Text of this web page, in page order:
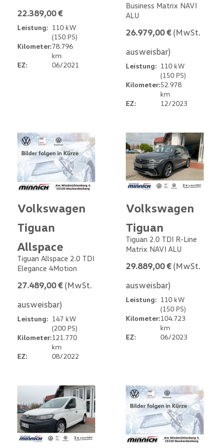
22.389,00 €
Leistung: 110 kW
(150 PS)
Kilometer:78.796
km
EZ:
06/2021
Business Matrix NAVI
ALU
26.979,00 € (MwSt.
ausweisbar)
Leistung: 110 kW
(150 PS)
Kilometer:52.978
km
EZ:
12/2023
Volkswagen
Tiguan
Allspace
Tiguan Allspace 2.0 TDI
Elegance 4Motion
27.489,00 € (MwSt.
ausweisbar)
Leistung: 147 kW
(200 PS)
Kilometer:121.770
km
EZ:
08/2022
Volkswagen
Tiguan
Tiguan 2.0 TDI R-Line
Matrix NAVI ALU
29.889,00 € (MwSt.
ausweisbar)
Leistung: 110 kW
(150 PS)
Kilometer:104.723
km
EZ:
06/2023